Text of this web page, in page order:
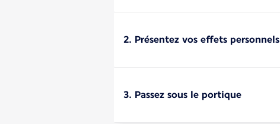
2. Présentez vos effets personnels
3. Passez sous le portique